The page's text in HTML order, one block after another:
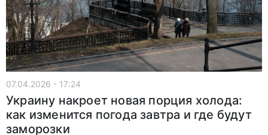
07.04.2026 - 17:24
Украину накроет новая порция холода:
как изменится погода завтра и где будут
заморозки